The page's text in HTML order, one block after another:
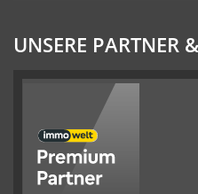
UNSERE PARTNER